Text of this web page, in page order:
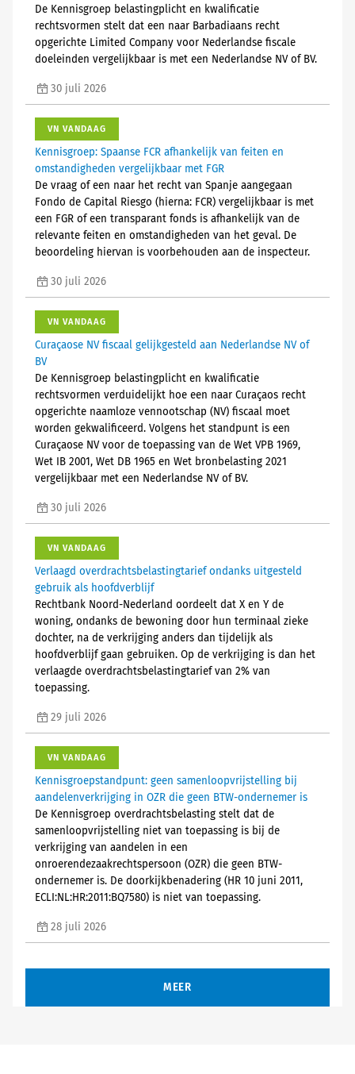
De Kennisgroep belastingplicht en kwalificatie
rechtsvormen stelt dat een naar Barbadiaans recht
opgerichte Limited Company voor Nederlandse fiscale
doeleinden vergelijkbaar is met een Nederlandse NV of BV.
30 juli 2026
VN VANDAAG
Kennisgroep: Spaanse FCR afhankelijk van feiten en
omstandigheden vergelijkbaar met FGR
De vraag of een naar het recht van Spanje aangegaan
Fondo de Capital Riesgo (hierna: FCR) vergelijkbaar is met
een FGR of een transparant fonds is afhankelijk van de
relevante feiten en omstandigheden van het geval. De
beoordeling hiervan is voorbehouden aan de inspecteur.
30 juli 2026
VN VANDAAG
Curaçaose NV fiscaal gelijkgesteld aan Nederlandse NV of
BV
De Kennisgroep belastingplicht en kwalificatie
rechtsvormen verduidelijkt hoe een naar Curaçaos recht
opgerichte naamloze vennootschap (NV) fiscaal moet
worden gekwalificeerd. Volgens het standpunt is een
Curaçaose NV voor de toepassing van de Wet VPB 1969,
Wet IB 2001, Wet DB 1965 en Wet bronbelasting 2021
vergelijkbaar met een Nederlandse NV of BV.
30 juli 2026
VN VANDAAG
Verlaagd overdrachtsbelastingtarief ondanks uitgesteld
gebruik als hoofdverblijf
Rechtbank Noord-Nederland oordeelt dat X en Y de
woning, ondanks de bewoning door hun terminaal zieke
dochter, na de verkrijging anders dan tijdelijk als
hoofdverblijf gaan gebruiken. Op de verkrijging is dan het
verlaagde overdrachtsbelastingtarief van 2% van
toepassing.
29 juli 2026
VN VANDAAG
Kennisgroepstandpunt: geen samenloopvrijstelling bij
aandelenverkrijging in OZR die geen BTW-ondernemer is
De Kennisgroep overdrachtsbelasting stelt dat de
samenloopvrijstelling niet van toepassing is bij de
verkrijging van aandelen in een
onroerendezaakrechtspersoon (OZR) die geen BTW-
ondernemer is. De doorkijkbenadering (HR 10 juni 2011,
ECLI:NL:HR:2011:BQ7580) is niet van toepassing.
28 juli 2026
MEER